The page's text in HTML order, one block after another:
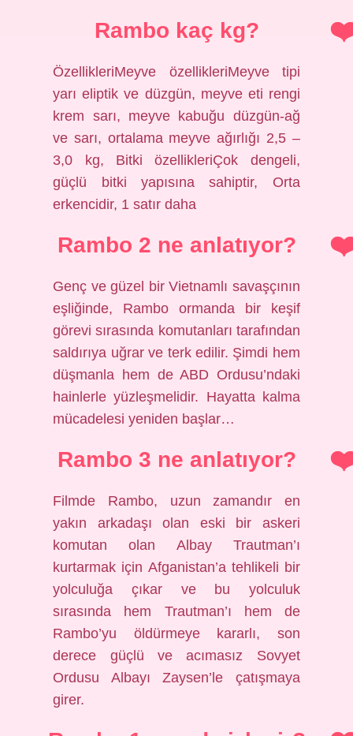
Rambo kaç kg?
ÖzellikleriMeyve özellikleriMeyve tipi
yarı eliptik ve düzgün, meyve eti rengi
krem ​​sarı, meyve kabuğu düzgün-ağ
ve sarı, ortalama meyve ağırlığı 2,5 –
3,0 kg, Bitki özellikleriÇok dengeli,
güçlü bitki yapısına sahiptir, Orta
erkencidir, 1 satır daha
Rambo 2 ne anlatıyor?
Genç ve güzel bir Vietnamlı savaşçının
eşliğinde, Rambo ormanda bir keşif
görevi sırasında komutanları tarafından
saldırıya uğrar ve terk edilir. Şimdi hem
düşmanla hem de ABD Ordusu’ndaki
hainlerle yüzleşmelidir. Hayatta kalma
mücadelesi yeniden başlar…
Rambo 3 ne anlatıyor?
Filmde Rambo, uzun zamandır en
yakın arkadaşı olan eski bir askeri
komutan olan Albay Trautman’ı
kurtarmak için Afganistan’a tehlikeli bir
yolculuğa çıkar ve bu yolculuk
sırasında hem Trautman’ı hem de
Rambo’yu öldürmeye kararlı, son
derece güçlü ve acımasız Sovyet
Ordusu Albayı Zaysen’le çatışmaya
girer.